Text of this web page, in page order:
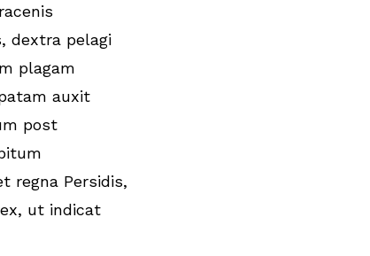
dextra pelagi
plagam
auxit
post
regna Persidis,
ut indicat